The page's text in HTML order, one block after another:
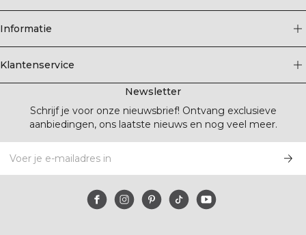
Informatie
Klantenservice
Newsletter
Schrijf je voor onze nieuwsbrief! Ontvang exclusieve
aanbiedingen, ons laatste nieuws en nog veel meer.